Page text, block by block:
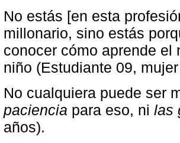
No estás [en esta
millonario, sino estás
conocer cómo aprende el
niño (Estudiante 09,
No cualquiera puede ser
paciencia para eso, ni las
años).